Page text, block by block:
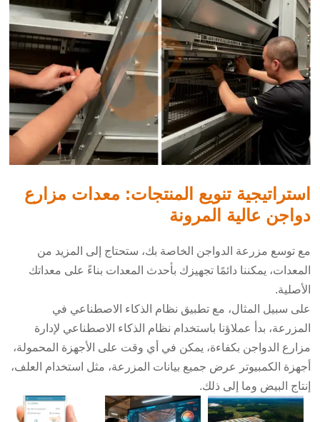
استراتيجية تنويع المنتجات: معدات مزارع
دواجن عالية المرونة
مع توسع مزرعة الدواجن الخاصة بك، ستحتاج إلى المزيد من
المعدات، يمكننا دائمًاتجهيزك بأحدث المعدات بناءً على معداتك
الأصلية.
على سبيل المثال، مع تطبيق نظام الذكاء الاصطناعي في
المزرعة، بدأ عملاؤنا باستخدام نظام الذكاء الاصطناعي لإدارة
مزارع الدواجن بكفاءة، يمكن في أي وقت على الأجهزة المحمولة،
أجهزة الكمبيوتر عرض جميع بيانات المزرعة، مثل استخدام العلف،
إنتاج البيض وما إلى ذلك.